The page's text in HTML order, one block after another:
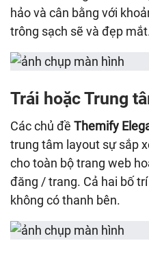
hảo và cân bằng với
trông sạch sẽ và đẹp
Trái hoặc Trung
Các chủ đề Themify
trung tâm layout sự sắp
cho toàn bộ trang web
đăng / trang. Cả hai bố
không có thanh bên.